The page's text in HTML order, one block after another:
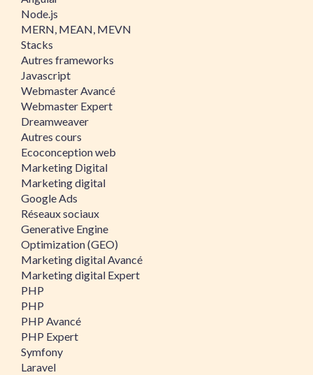
Node.js
MERN, MEAN, MEVN
Stacks
Autres frameworks
Javascript
Webmaster Avancé
Webmaster Expert
Dreamweaver
Autres cours
Ecoconception web
Marketing Digital
Marketing digital
Google Ads
Réseaux sociaux
Generative Engine
Optimization (GEO)
Marketing digital Avancé
Marketing digital Expert
PHP
PHP
PHP Avancé
PHP Expert
Symfony
Laravel